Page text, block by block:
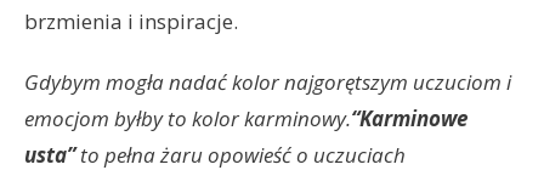
brzmienia i inspiracje.
Gdybym mogła nadać kolor najgorętszym uczuciom i
emocjom byłby to kolor karminowy.“Karminowe
usta”to pełna żaru opowieść o uczuciach